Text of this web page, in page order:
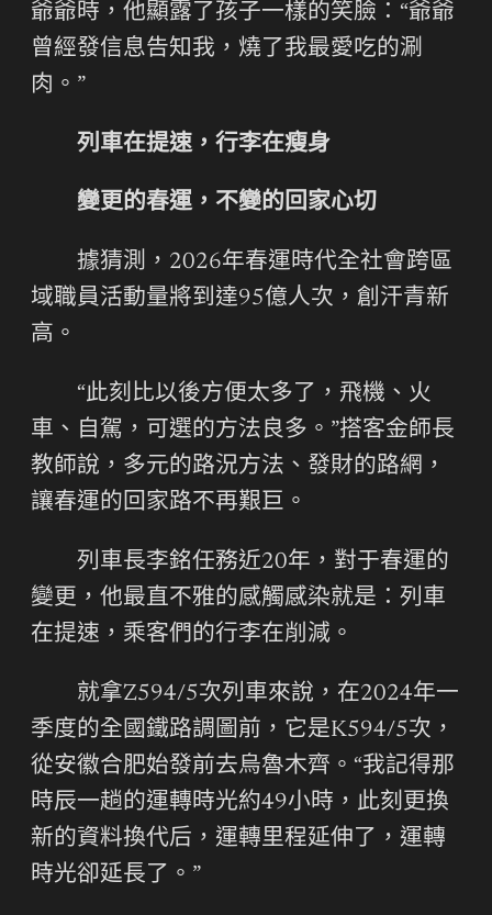
爺爺時，他顯露了孩子一樣的笑臉：“爺爺
曾經發信息告知我，燒了我最愛吃的涮
肉。”
列車在提速，行李在瘦身
變更的春運，不變的回家心切
據猜測，2026年春運時代全社會跨區
域職員活動量將到達95億人次，創汗青新
高。
“此刻比以後方便太多了，飛機、火
車、自駕，可選的方法良多。”搭客金師長
教師說，多元的路況方法、發財的路網，
讓春運的回家路不再艱巨。
列車長李銘任務近20年，對于春運的
變更，他最直不雅的感觸感染就是：列車
在提速，乘客們的行李在削減。
就拿Z594/5次列車來說，在2024年一
季度的全國鐵路調圖前，它是K594/5次，
從安徽合肥始發前去烏魯木齊。“我記得那
時辰一趟的運轉時光約49小時，此刻更換
新的資料換代后，運轉里程延伸了，運轉
時光卻延長了。”